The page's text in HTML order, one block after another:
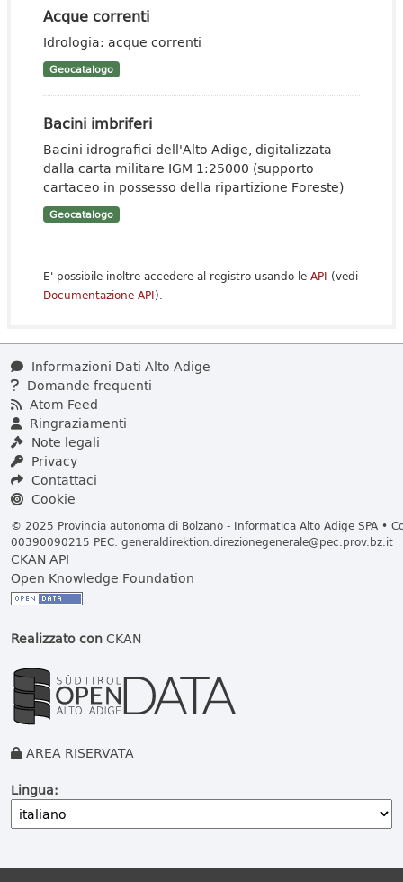
Acque correnti
Idrologia: acque correnti
Geocatalogo
Bacini imbriferi
Bacini idrografici dell'Alto Adige, digitalizzata
dalla carta militare IGM 1:25000 (supporto
cartaceo in possesso della ripartizione Foreste)
Geocatalogo
E' possibile inoltre accedere al registro usando le API (vedi
Documentazione API).
Informazioni Dati Alto Adige
Domande frequenti
Atom Feed
Ringraziamenti
Note legali
Privacy
Contattaci
Cookie
© 2025 Provincia autonoma di Bolzano - Informatica Alto Adige SPA •
00390090215 PEC: generaldirektion.direzionegenerale@pec.prov.bz.it
CKAN API
Open Knowledge Foundation
Realizzato conCKAN
AREA RISERVATA
Lingua